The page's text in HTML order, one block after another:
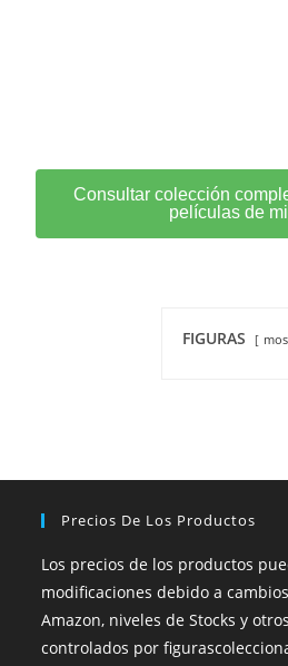
Consultar colección
películas de
FIGURAS
Precios De Los Productos
Los precios de los productos
modificaciones debido a
Amazon, niveles de Stocks y
controlados por